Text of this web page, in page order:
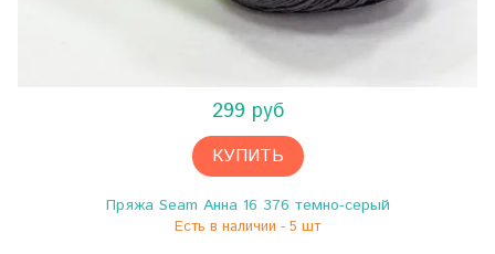
299 руб
КУПИТЬ
Пряжа Seam Анна 16 376 темно-серый
Есть в наличии - 5 шт